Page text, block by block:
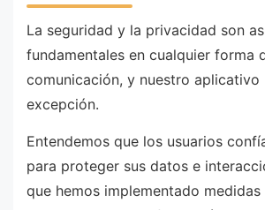
La seguridad y la privacidad son
fundamentales en cualquier forma
comunicación, y nuestro aplicativo
excepción.
Entendemos que los usuarios
para proteger sus datos e
que hemos implementado